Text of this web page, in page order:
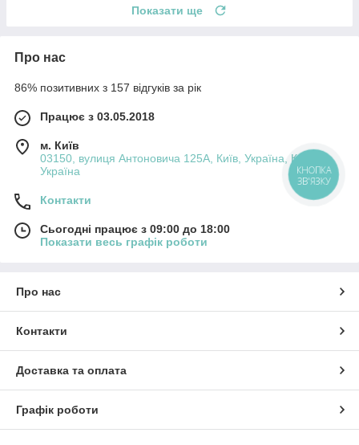
Показати ще
Про нас
86% позитивних з 157 відгуків за рік
Працює з 03.05.2018
м. Київ
03150, вулиця Антоновича 125А, Київ, Україна, Київ,
Україна
Контакти
Сьогодні працює з 09:00 до 18:00
Показати весь графік роботи
Про нас
Контакти
Доставка та оплата
Графік роботи
КНОПКА
ЗВ'ЯЗКУ